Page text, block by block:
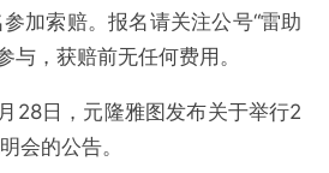
加索赔。报名请关注公号“雷助
与，获赔前无任何费用。
28日，元隆雅图发布关于举行2
会的公告。